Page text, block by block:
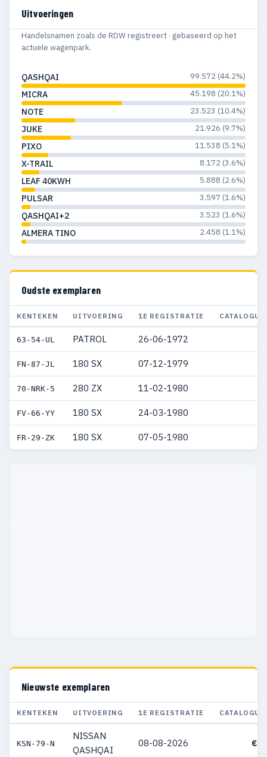
Uitvoeringen
Handelsnamen zoals de RDW registreert · gebaseerd op het
actuele wagenpark.
QASHQAI 99.572 (44.2%)
MICRA 45.198 (20.1%)
NOTE 23.523 (10.4%)
JUKE 21.926 (9.7%)
PIXO 11.538 (5.1%)
X-TRAIL 8.172 (3.6%)
LEAF 40KWH 5.888 (2.6%)
PULSAR 3.597 (1.6%)
QASHQAI+2 3.523 (1.6%)
ALMERA TINO 2.458 (1.1%)
Oudste exemplaren
KENTEKEN UITVOERING 1E REGISTRATIE
63-54-UL PATROL 26-06-1972
FN-87-JL 180 SX 07-12-1979
70-NRK-5 280 ZX 11-02-1980
FV-66-YY 180 SX 24-03-1980
FR-29-ZK 180 SX 07-05-1980
Nieuwste exemplaren
KENTEKEN UITVOERING 1E REGISTRATIE
KSN-79-N
NISSAN
QASHQAI
08-08-2026 €